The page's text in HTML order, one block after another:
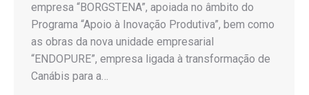
empresa “BORGSTENA”, apoiada no âmbito do
Programa “Apoio à Inovação Produtiva”, bem como
as obras da nova unidade empresarial
“ENDOPURE”, empresa ligada à transformação de
Canábis para a…